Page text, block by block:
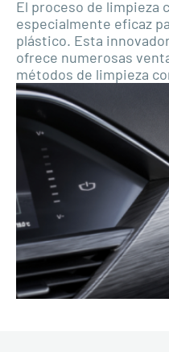
El proceso de limpieza
especialmente eficaz
plástico. Esta
ofrece numerosas
métodos de limpieza